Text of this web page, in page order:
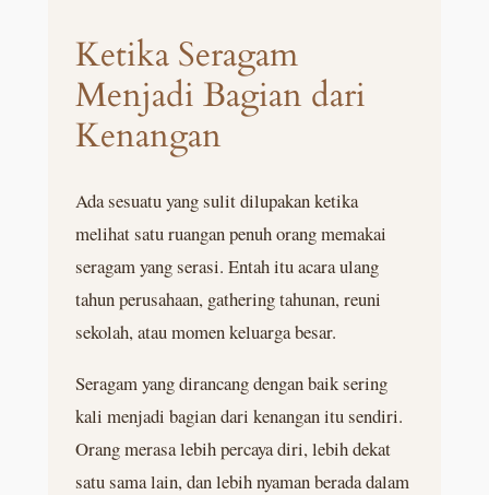
Ketika Seragam
Menjadi Bagian dari
Kenangan
Ada sesuatu yang sulit dilupakan ketika
melihat satu ruangan penuh orang memakai
seragam yang serasi. Entah itu acara ulang
tahun perusahaan, gathering tahunan, reuni
sekolah, atau momen keluarga besar.
Seragam yang dirancang dengan baik sering
kali menjadi bagian dari kenangan itu sendiri.
Orang merasa lebih percaya diri, lebih dekat
satu sama lain, dan lebih nyaman berada dalam